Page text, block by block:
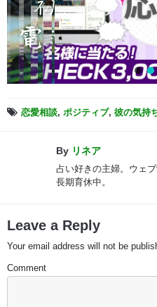
恋愛相談, ポジティブ, 彼の気持
By リネア
占い好きの主婦。ウェ
長期育休中。
Leave a Reply
Your email address will not be
Comment